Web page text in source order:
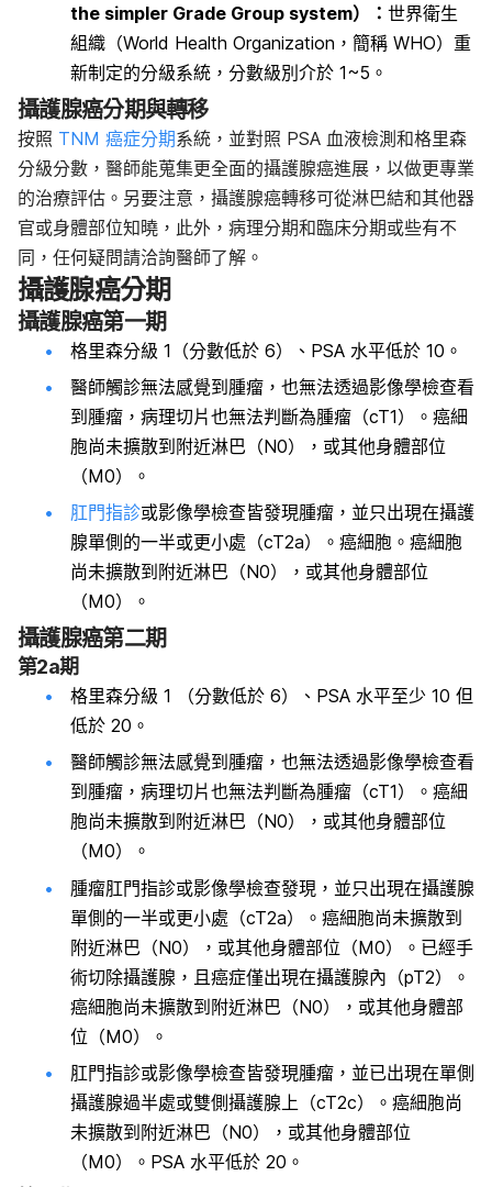
the simpler Grade Group system）： 世界衛生
組織（World Health Organization，簡稱 WHO）重
新制定的分級系統，分數級別介於 1~5。
攝護腺癌分期與轉移
按照 TNM 癌症分期系統，並對照 PSA 血液檢測和格里森
分級分數，醫師能蒐集更全面的攝護腺癌進展，以做更專業
的治療評估。另要注意，攝護腺癌轉移可從淋巴結和其他器
官或身體部位知曉，此外，病理分期和臨床分期或些有不
同，任何疑問請洽詢醫師了解。
攝護腺癌分期
攝護腺癌第一期
格里森分級 1（分數低於 6）、PSA 水平低於 10。
醫師觸診無法感覺到腫瘤，也無法透過影像學檢查看
到腫瘤，病理切片也無法判斷為腫瘤（cT1）。癌細
胞尚未擴散到附近淋巴（N0），或其他身體部位
（M0）。
肛門指診或影像學檢查皆發現腫瘤，並只出現在攝護
腺單側的一半或更小處（cT2a）。癌細胞。癌細胞
尚未擴散到附近淋巴（N0），或其他身體部位
（M0）。
攝護腺癌第二期
第2a期
格里森分級 1 （分數低於 6）、PSA 水平至少 10 但
低於 20。
醫師觸診無法感覺到腫瘤，也無法透過影像學檢查看
到腫瘤，病理切片也無法判斷為腫瘤（cT1）。癌細
胞尚未擴散到附近淋巴（N0），或其他身體部位
（M0）。
腫瘤肛門指診或影像學檢查發現，並只出現在攝護腺
單側的一半或更小處（cT2a）。癌細胞尚未擴散到
附近淋巴（N0），或其他身體部位（M0）。已經手
術切除攝護腺，且癌症僅出現在攝護腺內（pT2）。
癌細胞尚未擴散到附近淋巴（N0），或其他身體部
位（M0）。
肛門指診或影像學檢查皆發現腫瘤，並已出現在單側
攝護腺過半處或雙側攝護腺上（cT2c）。癌細胞尚
未擴散到附近淋巴（N0），或其他身體部位
（M0）。PSA 水平低於 20。